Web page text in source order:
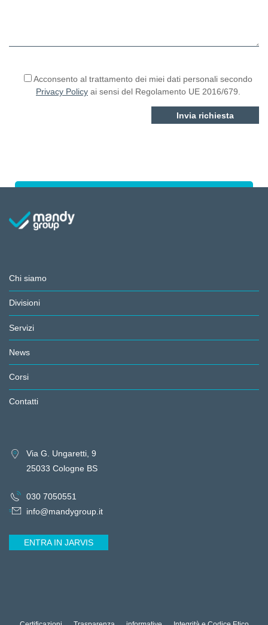
Acconsento al trattamento dei miei dati personali secondo
Privacy Policy ai sensi del Regolamento UE 2016/679.
Chi siamo
Divisioni
Servizi
News
Corsi
Contatti
Via G. Ungaretti, 9
25033 Cologne BS
030 7050551
info@mandygroup.it
ENTRA IN JARVIS